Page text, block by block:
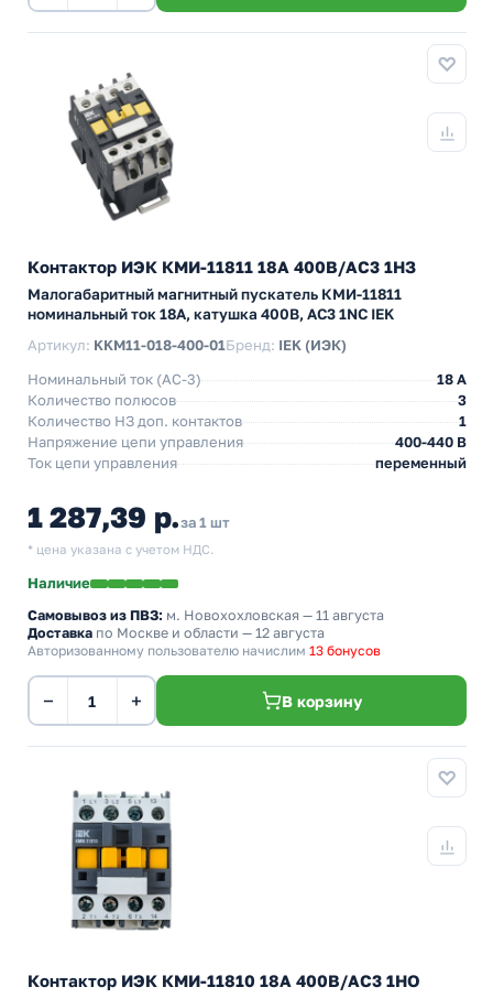
Контактор ИЭК КМИ-11811 18А 400В/АС3 1НЗ
Малогабаритный магнитный пускатель КМИ-11811
номинальный ток 18А, катушка 400В, АС3 1NC IEK
Артикул: KKM11-018-400-01Бренд: IEK (ИЭК)
Номинальный ток (АС-3)
18 A
Количество полюсов
3
Количество НЗ доп. контактов
1
Напряжение цепи управления
400-440 В
Ток цепи управления
переменный
1 287,39 р.за 1 шт
* цена указана с учетом НДС.
Наличие
Самовывоз из ПВЗ: м. Новохохловская — 11 августа
Доставка по Москве и области — 12 августа
Авторизованному пользователю начислим 13 бонусов
− + В корзину
Контактор ИЭК КМИ-11810 18А 400В/АС3 1НО